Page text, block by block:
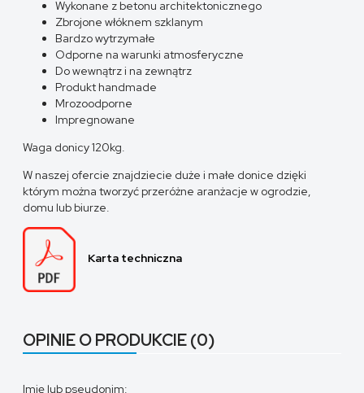
Wykonane z betonu architektonicznego
Zbrojone włóknem szklanym
Bardzo wytrzymałe
Odporne na warunki atmosferyczne
Do wewnątrz i na zewnątrz
Produkt handmade
Mrozoodporne
Impregnowane
Waga donicy 120kg.
W naszej ofercie znajdziecie duże i małe donice dzięki
którym można tworzyć przeróżne aranżacje w ogrodzie,
domu lub biurze.
Karta techniczna
OPINIE O PRODUKCIE (0)
Imię lub pseudonim: